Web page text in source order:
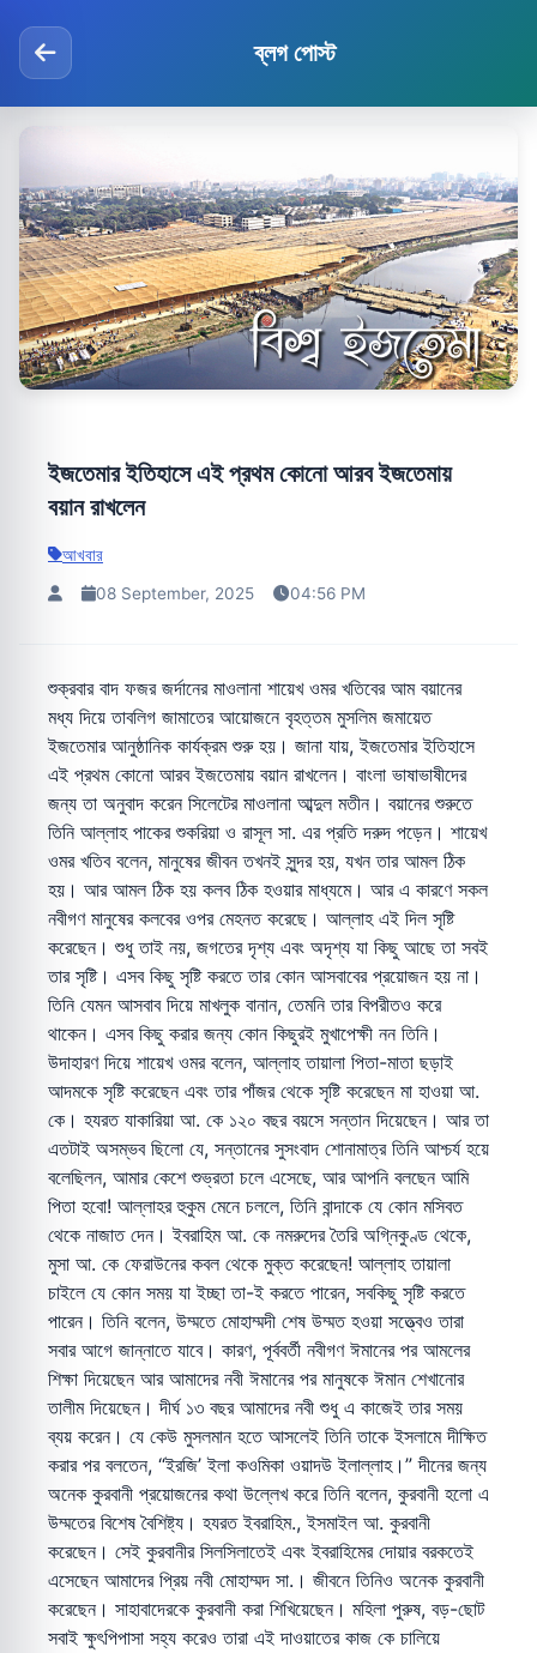
ব্লগ পোস্ট
ইজতেমার ইতিহাসে এই প্রথম কোনো আরব ইজতেমায়
বয়ান রাখলেন
আখবার
08 September, 2025 04:56 PM
শুক্রবার বাদ ফজর জর্দানের মাওলানা শায়েখ ওমর খতিবের আম বয়ানের
মধ্য দিয়ে তাবলিগ জামাতের আয়োজনে বৃহত্তম মুসলিম জমায়েত
ইজতেমার আনুষ্ঠানিক কার্যক্রম শুরু হয়। জানা যায়, ইজতেমার ইতিহাসে
এই প্রথম কোনো আরব ইজতেমায় বয়ান রাখলেন। বাংলা ভাষাভাষীদের
জন্য তা অনুবাদ করেন সিলেটের মাওলানা আব্দুল মতীন। বয়ানের শুরুতে
তিনি আল্লাহ পাকের শুকরিয়া ও রাসূল সা. এর প্রতি দরুদ পড়েন। শায়েখ
ওমর খতিব বলেন, মানুষের জীবন তখনই সুন্দর হয়, যখন তার আমল ঠিক
হয়। আর আমল ঠিক হয় কলব ঠিক হওয়ার মাধ্যমে। আর এ কারণে সকল
নবীগণ মানুষের কলবের ওপর মেহনত করেছে। আল্লাহ এই দিল সৃষ্টি
করেছেন। শুধু তাই নয়, জগতের দৃশ্য এবং অদৃশ্য যা কিছু আছে তা সবই
তার সৃষ্টি। এসব কিছু সৃষ্টি করতে তার কোন আসবাবের প্রয়োজন হয় না।
তিনি যেমন আসবাব দিয়ে মাখলুক বানান, তেমনি তার বিপরীতও করে
থাকেন। এসব কিছু করার জন্য কোন কিছুরই মুখাপেক্ষী নন তিনি।
উদাহারণ দিয়ে শায়েখ ওমর বলেন, আল্লাহ তায়ালা পিতা-মাতা ছড়াই
আদমকে সৃষ্টি করেছেন এবং তার পাঁজর থেকে সৃষ্টি করেছেন মা হাওয়া আ.
কে। হযরত যাকারিয়া আ. কে ১২০ বছর বয়সে সন্তান দিয়েছেন। আর তা
এতটাই অসম্ভব ছিলো যে, সন্তানের সুসংবাদ শোনামাত্র তিনি আশ্চর্য হয়ে
বলেছিলন, আমার কেশে শুভ্রতা চলে এসেছে, আর আপনি বলছেন আমি
পিতা হবো! আল্লাহর হুকুম মেনে চললে, তিনি বান্দাকে যে কোন মসিবত
থেকে নাজাত দেন। ইবরাহিম আ. কে নমরুদের তৈরি অগ্নিকুণ্ড থেকে,
মুসা আ. কে ফেরাউনের কবল থেকে মুক্ত করেছেন! আল্লাহ তায়ালা
চাইলে যে কোন সময় যা ইচ্ছা তা-ই করতে পারেন, সবকিছু সৃষ্টি করতে
পারেন। তিনি বলেন, উম্মতে মোহাম্মদী শেষ উম্মত হওয়া সত্ত্বেও তারা
সবার আগে জান্নাতে যাবে। কারণ, পূর্ববর্তী নবীগণ ঈমানের পর আমলের
শিক্ষা দিয়েছেন আর আমাদের নবী ঈমানের পর মানুষকে ঈমান শেখানোর
তালীম দিয়েছেন। দীর্ঘ ১৩ বছর আমাদের নবী শুধু এ কাজেই তার সময়
ব্যয় করেন। যে কেউ মুসলমান হতে আসলেই তিনি তাকে ইসলামে দীক্ষিত
করার পর বলতেন, “ইরজি’ ইলা কওমিকা ওয়াদউ ইলাল্লাহ।” দীনের জন্য
অনেক কুরবানী প্রয়োজনের কথা উল্লেখ করে তিনি বলেন, কুরবানী হলো এ
উম্মতের বিশেষ বৈশিষ্ট্য। হযরত ইবরাহিম., ইসমাইল আ. কুরবানী
করেছেন। সেই কুরবানীর সিলসিলাতেই এবং ইবরাহিমের দোয়ার বরকতেই
এসেছেন আমাদের প্রিয় নবী মোহাম্মদ সা.। জীবনে তিনিও অনেক কুরবানী
করেছেন। সাহাবাদেরকে কুরবানী করা শিখিয়েছেন। মহিলা পুরুষ, বড়-ছোট
সবাই ক্ষুৎপিপাসা সহ্য করেও তারা এই দাওয়াতের কাজ কে চালিয়ে